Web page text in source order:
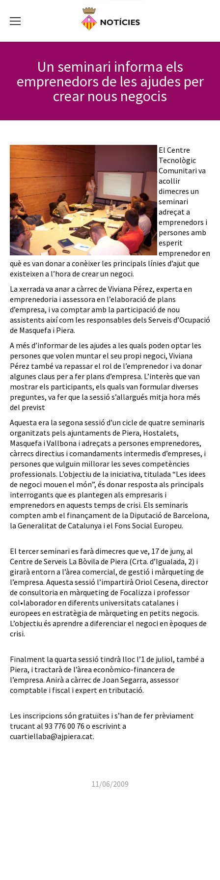
Un seminari informa els
emprenedors de les ajudes per
crear nous negocis
El Centre
Tecnològic
Comunitari va
acollir
dimecres un
seminari
adreçat a
emprenedors i
persones amb
esperit
emprenedor en
què es van donar a conèixer les principals línies d’ajut que
existeixen a l’hora de crear un negoci.
La xerrada va anar a càrrec de Viviana Pérez, experta en
emprenedoria i assessora en l’elaboració de plans
d’empresa, i va comptar amb la participació de nou
assistents així com les responsables dels Serveis d’Ocupació
de Masquefa i Piera.
A més d’informar de les ajudes a les quals poden optar les
persones que volen muntar el seu propi negoci, Viviana
Pérez també va repassar el rol de l’emprenedor i va donar
algunes claus per a fer plans d’empresa. L’interès que van
mostrar els participants, els quals van formular diverses
preguntes, va fer que la sessió s’allargués mitja hora més
del previst
Aquesta era la segona sessió d’un cicle de quatre seminaris
organitzats pels ajuntaments de Piera, Hostalets,
Masquefa i Vallbona i adreçats a persones emprenedores,
càrrecs directius i comandaments intermedis d’empreses, i
persones que vulguin millorar les seves competències
professionals. L’objectiu de la iniciativa, titulada “Les idees
de negoci mouen el món”, és donar resposta als principals
interrogants que es plantegen als empresaris i
emprenedors en aquests temps de crisi. Els seminaris
compten amb el finançament de la Diputació de Barcelona,
la Generalitat de Catalunya i el Fons Social Europeu.
El tercer seminari es farà dimecres que ve, 17 de juny, al
Centre de Serveis La Bòvila de Piera (Crta. d’Igualada, 2) i
girarà entorn a l’àrea comercial, de gestió i màrqueting de
l’empresa. Aquesta sessió l’impartirà Oriol Cesena, director
de consultoria en màrqueting de Focalizza i professor
col•laborador en diferents universitats catalanes i
europees en estratègia de màrqueting en petits negocis.
L’objectiu és aprendre a diferenciar el negoci en èpoques de
crisi.
Finalment la quarta sessió tindrà lloc l’1 de juliol, també a
Piera, i tractarà de l’àrea econòmico-financera de
l’empresa. Anirà a càrrec de Joan Segarra, assessor
comptable i fiscal i expert en tributació.
Les inscripcions són gratuïtes i s’han de fer prèviament
trucant al 93 776 00 76 o escrivint a
cuartiellaba@ajpiera.cat.
11/06/2009